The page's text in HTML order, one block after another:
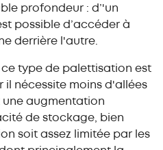
profondeur : d’'un
possible d’accéder à
derrière l'autre.
ce type de palettisation est
il nécessite moins d'allées
une augmentation
de stockage, bien
soit assez limitée par les